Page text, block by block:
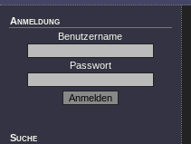
Anmeldung
Benutzername
Passwort
Suche